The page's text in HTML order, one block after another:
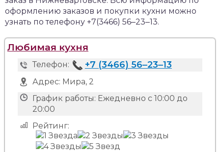
оформлению заказов и покупки кухни можно
узнать по телефону +7(3466) 56‒23‒13.
Любимая кухня
Телефон: +7 (3466) 56‒23‒13
Адрес: Мира, 2
График работы: Ежедневно с 10:00 до
20:00
Рейтинг: